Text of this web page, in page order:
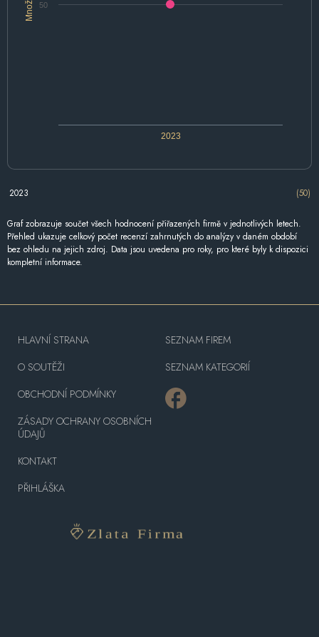
2023
50
2023 (50)
Graf zobrazuje součet všech hodnocení přiřazených firmě v jednotlivých letech.
Přehled ukazuje celkový počet recenzí zahrnutých do analýzy v daném období
bez ohledu na jejich zdroj. Data jsou uvedena pro roky, pro které byly k dispozici
kompletní informace.
HLAVNÍ STRANA
O SOUTĚŽI
OBCHODNÍ PODMÍNKY
ZÁSADY OCHRANY OSOBNÍCH
ÚDAJŮ
KONTAKT
PŘIHLÁŠKA
SEZNAM FIREM
SEZNAM KATEGORIÍ